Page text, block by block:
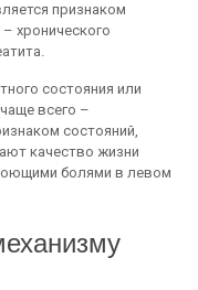
признаком
хронического
состояния или
всего –
состояний,
качество жизни
болями в левом